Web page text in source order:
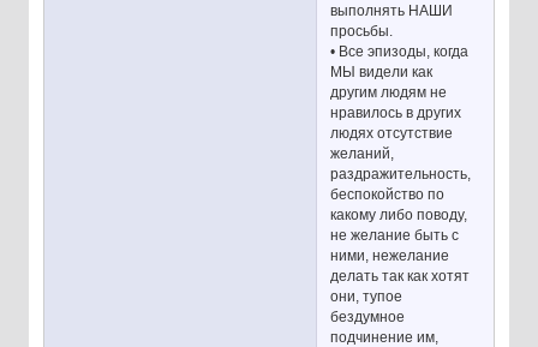
выполнять НАШИ
просьбы.
• Все эпизоды, когда
МЫ видели как
другим людям не
нравилось в других
людях отсутствие
желаний,
раздражительность,
беспокойство по
какому либо поводу,
не желание быть с
ними, нежелание
делать так как хотят
они, тупое
бездумное
подчинение им,